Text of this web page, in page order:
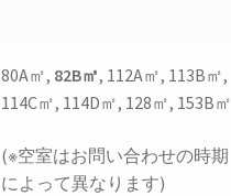
80A㎡, 82B㎡, 112A㎡, 113B㎡,
114C㎡, 114D㎡, 128㎡, 153B㎡
(※空室はお問い合わせの時期
によって異なります)